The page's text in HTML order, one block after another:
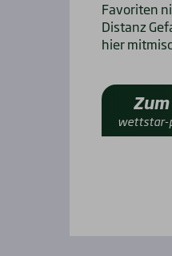
Favoriten
Distanz
hier
wettstar-